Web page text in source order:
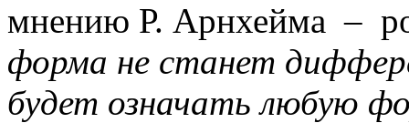
мнению Р. Арнхейма –
форма не станет
будет означать любую